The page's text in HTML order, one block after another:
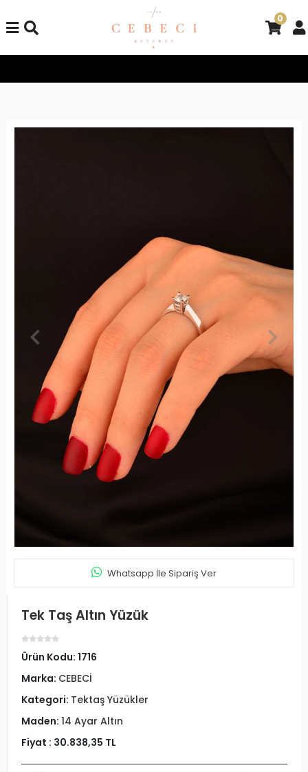
0
Whatsapp İle Sipariş Ver
Tek Taş Altın Yüzük
Ürün Kodu: 1716
Marka: CEBECİ
Kategori: Tektaş Yüzükler
Maden: 14 Ayar Altın
Fiyat : 30.838,35 TL